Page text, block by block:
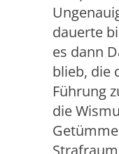
dauerte
es dann
blieb, die
Führung
die